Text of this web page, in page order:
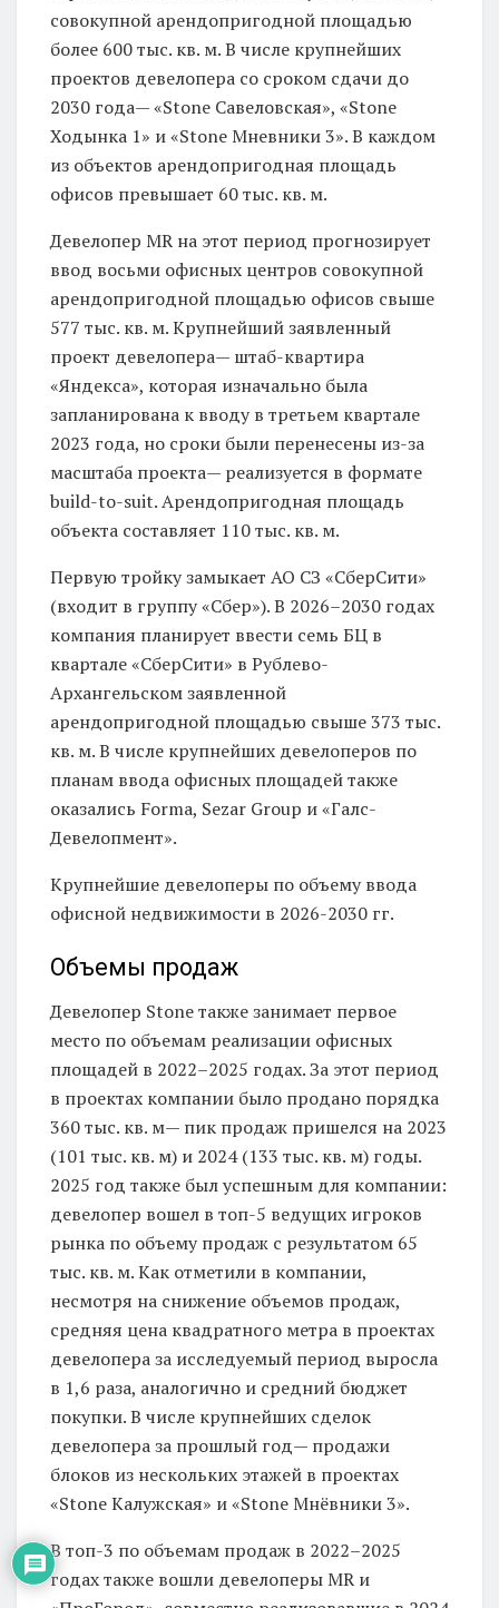
совокупной арендопригодной площадью
более 600 тыс. кв. м. В числе крупнейших
проектов девелопера со сроком сдачи до
2030 года— «Stone Савеловская», «Stone
Ходынка 1» и «Stone Мневники 3». В каждом
из объектов арендопригодная площадь
офисов превышает 60 тыс. кв. м.
Девелопер MR на этот период прогнозирует
ввод восьми офисных центров совокупной
арендопригодной площадью офисов свыше
577 тыс. кв. м. Крупнейший заявленный
проект девелопера— штаб-квартира
«Яндекса», которая изначально была
запланирована к вводу в третьем квартале
2023 года, но сроки были перенесены из-за
масштаба проекта— реализуется в формате
build-to-suit. Арендопригодная площадь
объекта составляет 110 тыс. кв. м.
Первую тройку замыкает АО СЗ «СберСити»
(входит в группу «Сбер»). В 2026–2030 годах
компания планирует ввести семь БЦ в
квартале «СберСити» в Рублево-
Архангельском заявленной
арендопригодной площадью свыше 373 тыс.
кв. м. В числе крупнейших девелоперов по
планам ввода офисных площадей также
оказались Forma, Sezar Group и «Галс-
Девелопмент».
Крупнейшие девелоперы по объему ввода
офисной недвижимости в 2026-2030 гг.
Объемы продаж
Девелопер Stone также занимает первое
место по объемам реализации офисных
площадей в 2022–2025 годах. За этот период
в проектах компании было продано порядка
360 тыс. кв. м— пик продаж пришелся на 2023
(101 тыс. кв. м) и 2024 (133 тыс. кв. м) годы.
2025 год также был успешным для компании:
девелопер вошел в топ-5 ведущих игроков
рынка по объему продаж с результатом 65
тыс. кв. м. Как отметили в компании,
несмотря на снижение объемов продаж,
средняя цена квадратного метра в проектах
девелопера за исследуемый период выросла
в 1,6 раза, аналогично и средний бюджет
покупки. В числе крупнейших сделок
девелопера за прошлый год— продажи
блоков из нескольких этажей в проектах
«Stone Калужская» и «Stone Мнёвники 3».
В топ-3 по объемам продаж в 2022–2025
годах также вошли девелоперы MR и